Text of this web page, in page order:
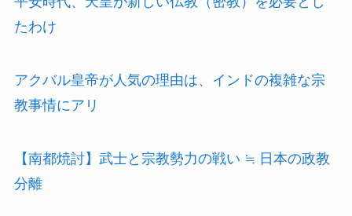
たわけ
アクバル皇帝が人気の理由は、インドの複雑な宗
教事情にアリ
【南都焼討】武士と宗教勢力の戦い ≒ 日本の政教
分離